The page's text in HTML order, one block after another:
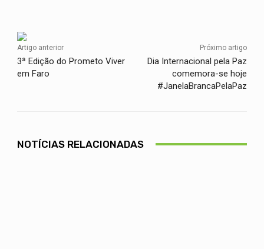
Artigo anterior
3ª Edição do Prometo Viver
em Faro
Próximo artigo
Dia Internacional pela Paz
comemora-se hoje
#JanelaBrancaPelaPaz
NOTÍCIAS RELACIONADAS